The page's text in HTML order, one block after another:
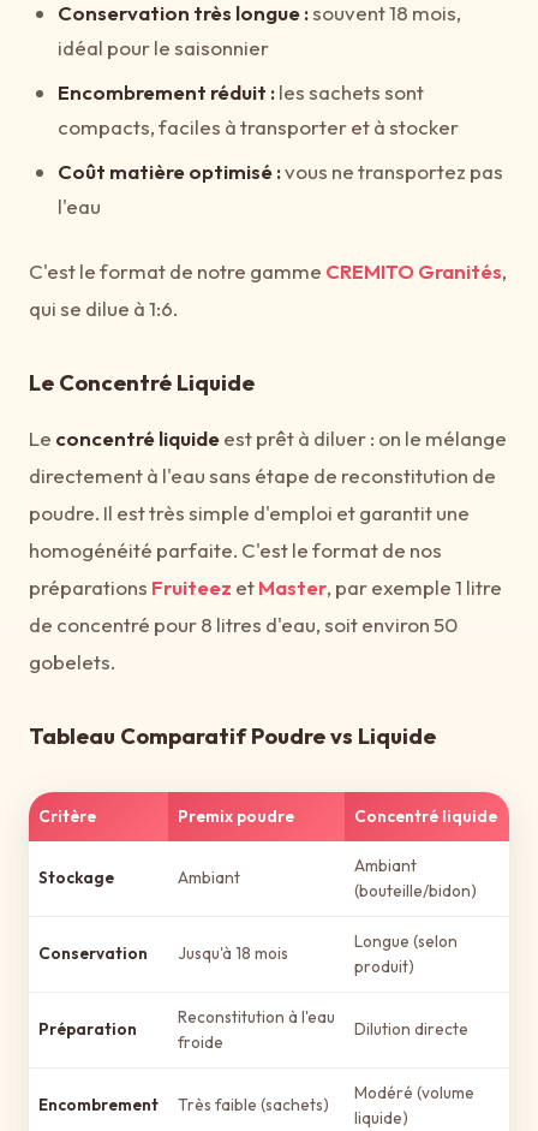
Conservation très longue :souvent 18 mois,
idéal pour le saisonnier
Encombrement réduit :les sachets sont
compacts, faciles à transporter et à stocker
Coût matière optimisé :vous ne transportez pas
l'eau
C'est le format de notre gamme CREMITO Granités,
qui se dilue à 1:6.
Le Concentré Liquide
Le concentré liquideest prêt à diluer : on le mélange
directement à l'eau sans étape de reconstitution de
poudre. Il est très simple d'emploi et garantit une
homogénéité parfaite. C'est le format de nos
préparations Fruiteez etMaster, par exemple 1 litre
de concentré pour 8 litres d'eau, soit environ 50
gobelets.
Tableau Comparatif Poudre vs Liquide
Critère Premix poudre Concentré liquide
Stockage Ambiant
Ambiant
(bouteille/bidon)
Conservation Jusqu'à 18 mois
Longue (selon
produit)
Préparation
Reconstitution à l'eau
froide
Dilution directe
Encombrement Très faible (sachets)
Modéré (volume
liquide)